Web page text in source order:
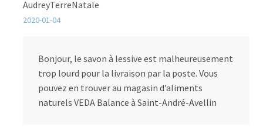
AudreyTerreNatale
2020-01-04
Bonjour, le savon à lessive est malheureusement
trop lourd pour la livraison par la poste. Vous
pouvez en trouver au magasin d’aliments
naturels VEDA Balance à Saint-André-Avellin